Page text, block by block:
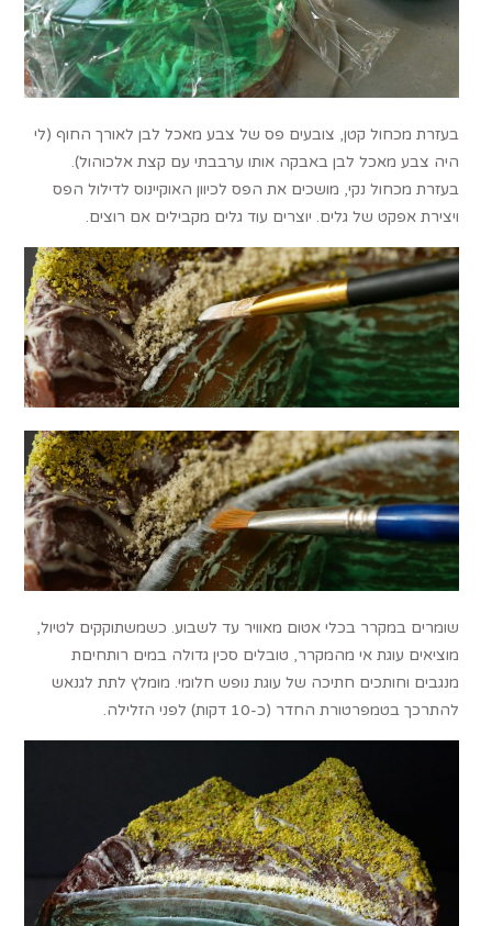
בעזרת מכחול קטן, צובעים פס של צבע מאכל לבן לאורך החוף (לי
היה צבע מאכל לבן באבקה אותו ערבבתי עם קצת אלכוהול).
בעזרת מכחול נקי, מושכים את הפס לכיוון האוקיינוס לדילול הפס
ויצירת אפקט של גלים. יוצרים עוד גלים מקבילים אם רוצים.
שומרים במקרר בכלי אטום מאוויר עד לשבוע. כשמשתוקקים לטיול,
מוציאים עוגת אי מהמקרר, טובלים סכין גדולה במים רותחיםת
מנגבים וחותכים חתיכה של עוגת נופש חלומי. מומלץ לתת לגנאש
להתרכך בטמפרטורת החדר (כ-10 דקות) לפני הזלילה.